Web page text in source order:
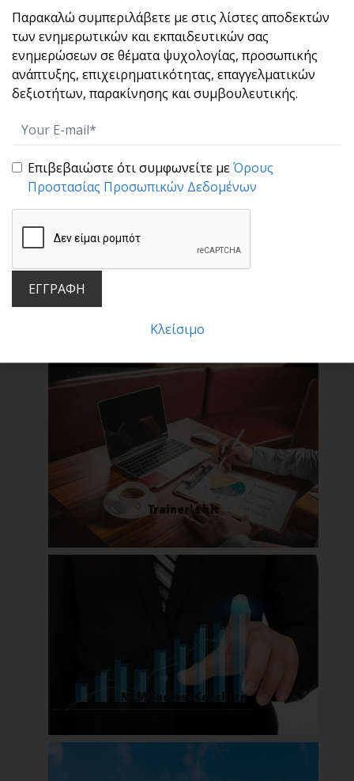
Η Βίβλος του MLM
Trainer' s kit
MLM Success Coaching
Παρακαλώ συμπεριλάβετε με στις λίστες αποδεκτών
των ενημερωτικών και εκπαιδευτικών σας
ενημερώσεων σε θέματα ψυχολογίας, προσωπικής
ανάπτυξης, επιχειρηματικότητας, επαγγελματικών
δεξιοτήτων, παρακίνησης και συμβουλευτικής.
Επιβεβαιώστε ότι συμφωνείτε μεΌρους
Προστασίας Προσωπικών Δεδομένων
ΕΓΓΡΑΦΗ
Κλείσιμο